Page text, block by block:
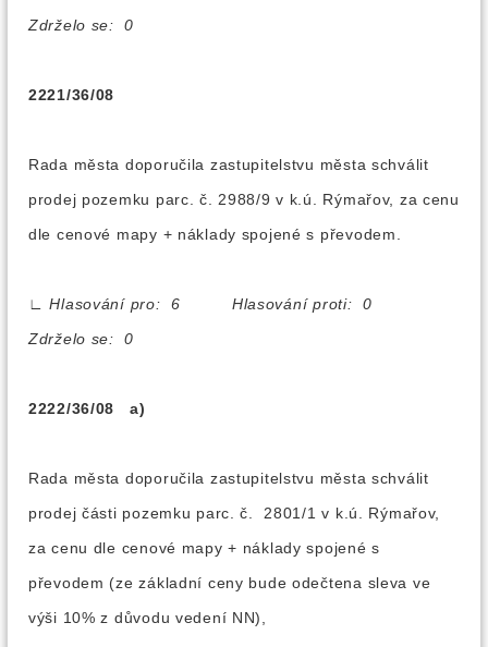
Zdrželo se: 0
2221/36/08
Rada města doporučila zastupitelstvu města schválit
prodej pozemku parc. č. 2988/9 v k.ú. Rýmařov, za cenu
dle cenové mapy + náklady spojené s převodem.
∟
Hlasování pro: 6 Hlasování proti: 0
Zdrželo se: 0
2222/36/08 a)
Rada města doporučila zastupitelstvu města schválit
prodej části pozemku parc. č. 2801/1 v k.ú. Rýmařov,
za cenu dle cenové mapy + náklady spojené s
převodem (ze základní ceny bude odečtena sleva ve
výši 10% z důvodu vedení NN),